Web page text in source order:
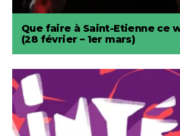
Que faire à Saint-Etienne ce
(28 février – 1er mars)